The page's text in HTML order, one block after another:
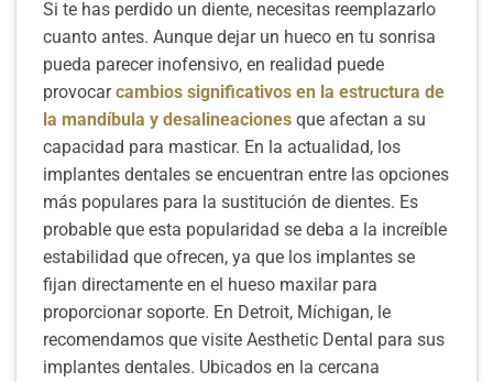
Si te has perdido un diente, necesitas reemplazarlo
cuanto antes. Aunque dejar un hueco en tu sonrisa
pueda parecer inofensivo, en realidad puede
provocarcambios significativos en la estructura de
la mandíbula y desalineaciones que afectan a su
capacidad para masticar. En la actualidad, los
implantes dentales se encuentran entre las opciones
más populares para la sustitución de dientes. Es
probable que esta popularidad se deba a la increíble
estabilidad que ofrecen, ya que los implantes se
fijan directamente en el hueso maxilar para
proporcionar soporte. En Detroit, Míchigan, le
recomendamos que visite Aesthetic Dental para sus
implantes dentales. Ubicados en la cercana